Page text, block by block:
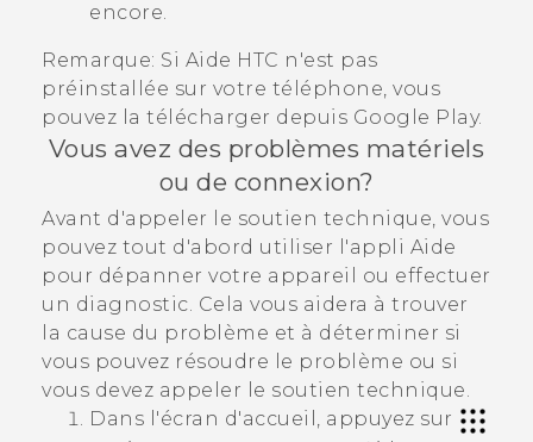
encore.
Remarque: Si Aide HTC n'est pas
préinstallée sur votre téléphone, vous
pouvez la télécharger depuis Google Play.
Vous avez des problèmes matériels
ou de connexion?
Avant d'appeler le soutien technique, vous
pouvez tout d'abord utiliser l'appli Aide
pour dépanner votre appareil ou effectuer
un diagnostic. Cela vous aidera à trouver
la cause du problème et à déterminer si
vous pouvez résoudre le problème ou si
vous devez appeler le soutien technique.
Dans l'écran d'accueil, appuyez sur